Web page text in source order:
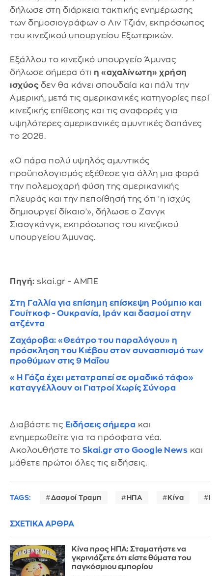
δήλωσε στη διάρκεια τακτικής ενημέρωσης
των δημοσιογράφων ο Λιν Τζιάν, εκπρόσωπος
του κινεζικού υπουργείου Εξωτερικών.
Εξάλλου το κινεζικό υπουργείο Άμυνας
δήλωσε σήμερα ότι η «αχαλίνωτη» χρήση
ισχύος δεν θα κάνει σπουδαία και πάλι την
Αμερική, μετά τις αμερικανικές κατηγορίες περί
κινεζικής επίθεσης και τις αναφορές για
υψηλότερες αμερικανικές αμυντικές δαπάνες
το 2026.
«Ο πάρα πολύ υψηλός αμυντικός
προϋπολογισμός εξέθεσε για άλλη μια φορά
την πολεμοχαρή φύση της αμερικανικής
πλευράς και την πεποίθησή της ότι 'η ισχύς
δημιουργεί δίκαιο'», δήλωσε ο Ζανγκ
Σιαογκάνγκ, εκπρόσωπος του κινεζικού
υπουργείου Άμυνας.
Πηγή: skai.gr - ΑΜΠΕ
Στη Γαλλία για επίσημη επίσκεψη Ρούμπιο και
Γουίτκοφ - Ουκρανία, Ιράν και δασμοί στην
ατζέντα
Ζαχάροβα: «Θεάτρο του παραλόγου» η
πρόσκληση του Κιέβου στον συνασπισμό των
προθύμων στις 9 Μαΐου
«Η Γάζα έχει μετατραπεί σε ομαδικό τάφο»
καταγγέλλουν οι Γιατροί Χωρίς Σύνορα
Διαβάστε τις Ειδήσεις σήμερα και
ενημερωθείτε για τα πρόσφατα νέα.
Ακολουθήστε το Skai.gr στο Google News και
μάθετε πρώτοι όλες τις ειδήσεις.
TAGS: Δασμοί Τραμπ ΗΠΑ Κίνα
ΣΧΕΤΙΚΑ ΑΡΘΡΑ
Κίνα προς ΗΠΑ: Σταματήστε να
γκρινιάζετε ότι είστε θύματα του
παγκόσμιου εμπορίου